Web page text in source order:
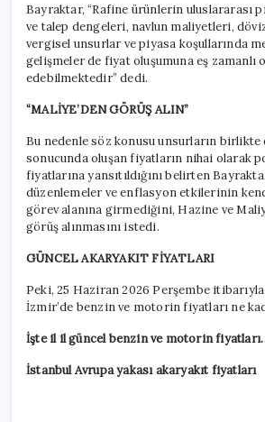
Bayraktar, “Rafine ürünlerin uluslararası
ve talep dengeleri, navlun maliyetleri,
vergisel unsurlar ve piyasa koşullarında
gelişmeler de fiyat oluşumuna eş zamanlı
edebilmektedir” dedi.
“MALİYE’DEN GÖRÜŞ ALIN”
Bu nedenle söz konusu unsurların
sonucunda oluşan fiyatların nihai olarak
fiyatlarına yansıtıldığını belirten
düzenlemeler ve enflasyon etkilerinin
görev alanına girmediğini, Hazine ve
görüş alınmasını istedi.
GÜNCEL AKARYAKIT FİYATLARI
Peki, 25 Haziran 2026 Perşembe
İzmir’de benzin ve motorin fiyatları ne
İşte il il güncel benzin ve motorin
İstanbul Avrupa yakası akaryakıt fiyatları